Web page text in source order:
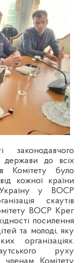
законодавчого
держави до всіх
Комітету було
кожної країни
Україну у ВОСР
скаутів
ВОСР Крег
посилення
та молоді, яку
організаціях.
руху